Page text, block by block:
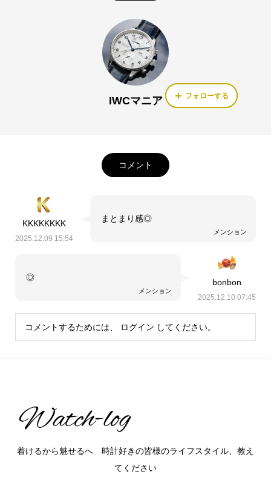
IWCマニア フォローする
コメント
KKKKKKKK
2025.12.09 15:54
メンション
まとまり感◎
bonbon
2025.12.10 07:45
メンション
◎
コメントするためには、 ログイン してください。
着けるから魅せるへ 時計好きの皆様のライフスタイル、教え
てください